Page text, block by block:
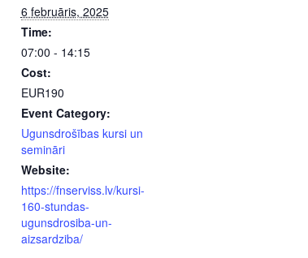
6 februāris, 2025
Time:
07:00 - 14:15
Cost:
EUR190
Event Category:
Ugunsdrošības kursi un
semināri
Website:
https://fnserviss.lv/kursi-
160-stundas-
ugunsdrosiba-un-
aizsardziba/